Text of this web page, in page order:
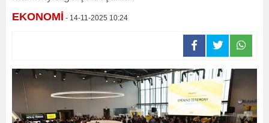
EKONOMİ - 14-11-2025 10:24